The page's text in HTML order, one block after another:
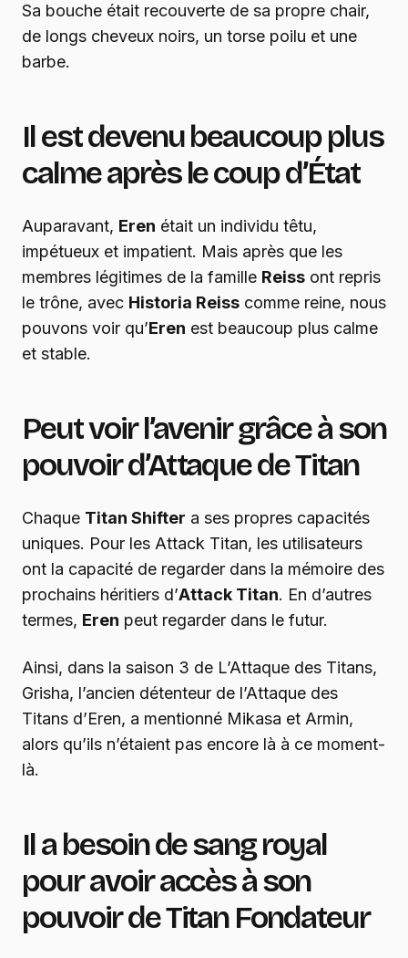
Sa bouche était recouverte de sa propre chair,
de longs cheveux noirs, un torse poilu et une
barbe.
Il est devenu beaucoup plus
calme après le coup d’État
Auparavant, Eren était un individu têtu,
impétueux et impatient. Mais après que les
membres légitimes de la famille Reiss ont repris
le trône, avec Historia Reiss comme reine, nous
pouvons voir qu’Eren est beaucoup plus calme
et stable.
Peut voir l’avenir grâce à son
pouvoir d’Attaque de Titan
Chaque Titan Shifter a ses propres capacités
uniques. Pour les Attack Titan, les utilisateurs
ont la capacité de regarder dans la mémoire des
prochains héritiers d’Attack Titan. En d’autres
termes, Eren peut regarder dans le futur.
Ainsi, dans la saison 3 de L’Attaque des Titans,
Grisha, l’ancien détenteur de l’Attaque des
Titans d’Eren, a mentionné Mikasa et Armin,
alors qu’ils n’étaient pas encore là à ce moment-
là.
Il a besoin de sang royal
pour avoir accès à son
pouvoir de Titan Fondateur